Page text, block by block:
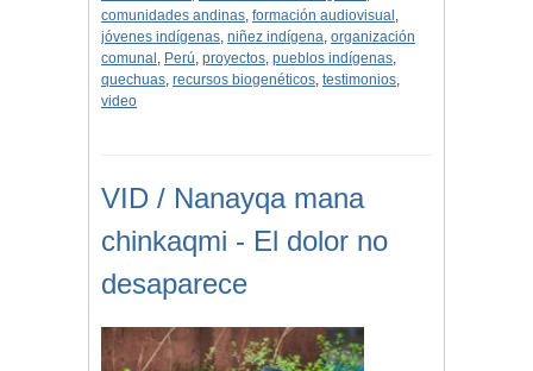
comunidades andinas, formación audiovisual ,
jóvenes indígenas, niñez indígena, organización
comunal , Perú, proyectos, pueblos indígenas,
quechuas, recursos biogenéticos, testimonios,
video
VID / Nanayqa mana
chinkaqmi - El dolor no
desaparece